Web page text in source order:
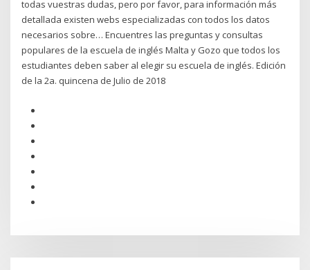
todas vuestras dudas, pero por favor, para información más
detallada existen webs especializadas con todos los datos
necesarios sobre… Encuentres las preguntas y consultas
populares de la escuela de inglés Malta y Gozo que todos los
estudiantes deben saber al elegir su escuela de inglés. Edición
de la 2a. quincena de Julio de 2018